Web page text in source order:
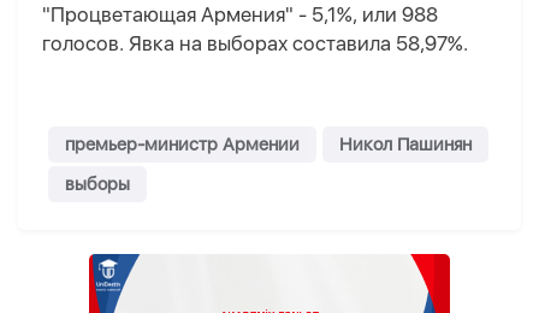
"Процветающая Армения" - 5,1%, или 988
голосов. Явка на выборах составила 58,97%.
премьер-министр Армении
Никол Пашинян
выборы